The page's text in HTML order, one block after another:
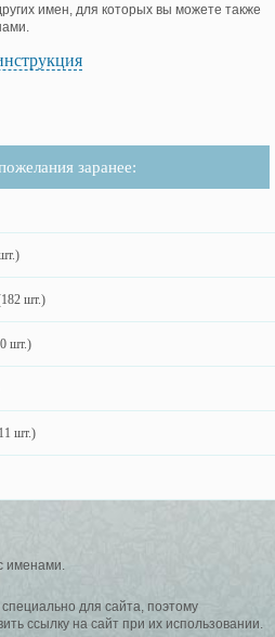
имен, для которых вы можете также
заранее:
шт.)
шт.)
шт.)
именами.
для сайта, поэтому
ссылку на сайт при их использовании.